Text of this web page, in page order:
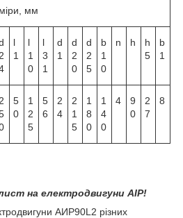
мм
2
l
1
l
1
0
l
3
1
d
1
d
2
0
d
2
5
b
1
0
n h
h
5
b
1
2
5
0
1
2
5
5
6
2
4
2
1
5
1
8
0
1
4
0
4
9
0
2
7
8
на електродвигуни АІР!
АИР90L2 різних